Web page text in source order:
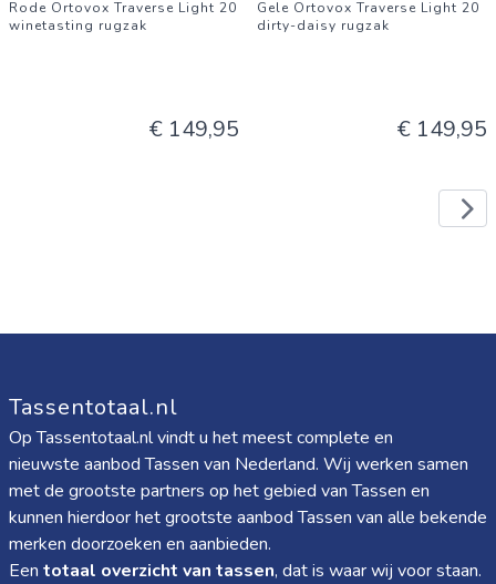
Rode Ortovox Traverse Light 20
winetasting rugzak
€ 149,95
Gele Ortovox Traverse Light 20
dirty-daisy rugzak
€ 149,95
Tassentotaal.nl
Op Tassentotaal.nl vindt u het meest complete en
nieuwste aanbod Tassen van Nederland. Wij werken samen
met de grootste partners op het gebied van Tassen en
kunnen hierdoor het grootste aanbod Tassen van alle bekende
merken doorzoeken en aanbieden.
Een totaal overzicht van tassen, dat is waar wij voor staan.